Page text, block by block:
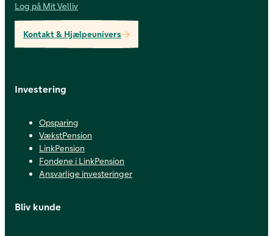
Log på Mit Velliv
Kontakt & Hjælpeunivers
Investering
Opsparing
VækstPension
LinkPension
Fondene i LinkPension
Ansvarlige investeringer
Bliv kunde